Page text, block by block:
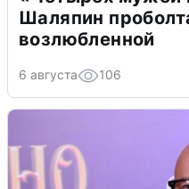
Шаляпин
возлюбленной
6 августа 106